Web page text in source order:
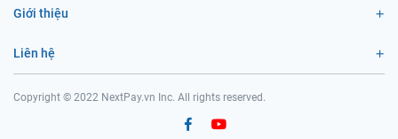
Giới thiệu
Liên hệ
Copyright © 2022 NextPay.vn Inc. All rights reserved.